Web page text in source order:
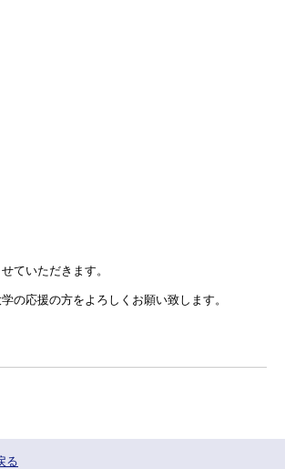
ていただきます。
の応援の方をよろしくお願い致します。
る